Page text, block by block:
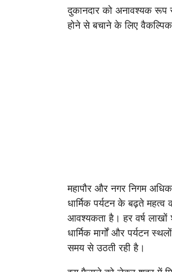
दुकानदार को अनावश्यक रूप
होने से बचाने के लिए वैकल्पिक
महापौर और नगर निगम
धार्मिक पर्यटन के बढ़ते
आवश्यकता है। हर वर्ष
धार्मिक मार्गों और पर्यटन
समय से उठती रही है।